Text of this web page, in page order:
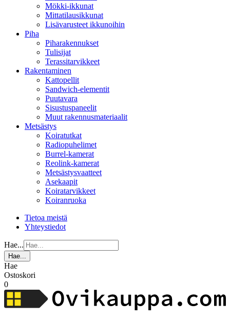
Mökki-ikkunat
Mittatilausikkunat
Lisävarusteet ikkunoihin
Piha
Piharakennukset
Tulisijat
Terassitarvikkeet
Rakentaminen
Kattopellit
Sandwich-elementit
Puutavara
Sisustuspaneelit
Muut rakennusmateriaalit
Metsästys
Koiratutkat
Radiopuhelimet
Burrel-kamerat
Reolink-kamerat
Metsästysvaatteet
Asekaapit
Koiratarvikkeet
Koiranruoka
Tietoa meistä
Yhteystiedot
Hae...
Hae...
Hae
Ostoskori
0